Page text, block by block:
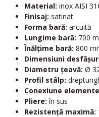
Material: inox AISI
Finisaj: satinat
Forma bară: arcuită
Lungime bară: 700
Înălțime bară: 800
Dimensiuni
Diametru țeavă: Ø
Profil stâlp:
Conexiune
Pliere: în sus
Rezistență maximă: